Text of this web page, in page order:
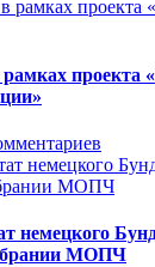
проекта
немецкого
МОПЧ